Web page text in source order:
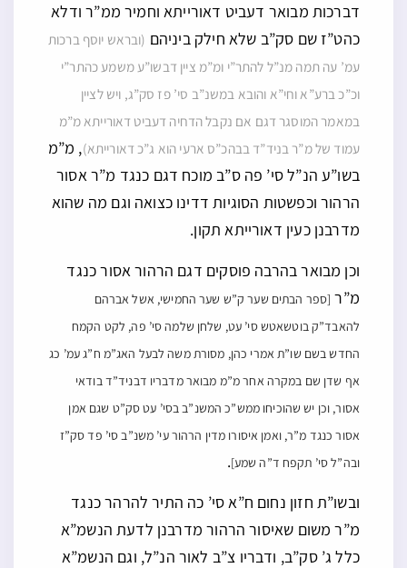
דברכות מבואר דעביט דאורייתא וחמיר ממ”ר ודלא
כהט”ז שם סק”ב שלא חילק ביניהם (ובראש יוסף ברכות
עמ’ עה תמה מנ”ל להתר”י ומ”מ ציין דבשו”ע משמע כהתר”י
וכ”כ ברע”א וחי”א והובא במשנ”ב סי’ פז סק”ג, ויש לציין
במאמר המוסגר דגם אם נקבל הדחיה דעביט דאורייתא מ”מ
עמוד של מ”ר בניד”ד בבהכ”ס ארעי הוא ג”כ דאורייתא), מ”מ
בשו”ע הנ”ל סי’ פה ס”ב מוכח דגם כנגד מ”ר אסור
הרהור וכפשטות הסוגיות דדינו כצואה וגם מה שהוא
מדרבנן כעין דאורייתא תקון.
וכן מבואר בהרבה פוסקים דגם הרהור אסור כנגד
מ”ר [ספר הבתים שער ק”ש שער החמישי, אשל אברהם
להאבד”ק בוטשאטש סי’ עט, שלחן שלמה סי’ פה, לקט הקמח
החדש בשם שו”ת אמרי כהן, מסורת משה לבעל האג”מ ח”ג עמ’ כג
אף שדן שם במקרה אחר מ”מ מבואר מדבריו דבניד”ד בודאי
אסור, וכן יש שהוכיחו ממש”כ המשנ”ב בסי’ עט סק”ט שגם אמן
אסור כנגד מ”ר, ואמן איסורו מדין הרהור עי’ משנ”ב סי’ פד סק”ז
ובה”ל סי’ תקפח ד”ה שמע].
ובשו”ת חזון נחום ח”א סי’ כה התיר להרהר כנגד
מ”ר משום שאיסור הרהור מדרבנן לדעת הנשמ”א
כלל ג’ סק”ב, ודבריו צ”ב לאור הנ”ל, וגם הנשמ”א